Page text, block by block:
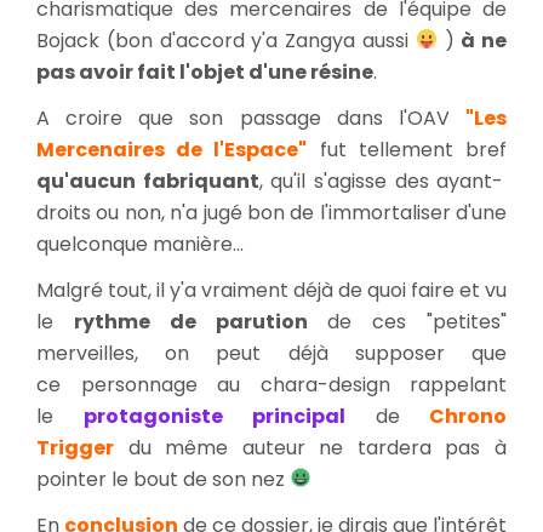
charismatique des mercenaires de l'équipe de
Bojack (bon d'accord y'a Zangya aussi
) à ne
pas avoir fait l'objet d'une résine.
A croire que son passage dans l'OAV "Les
Mercenaires de l'Espace" fut tellement bref
qu'aucun fabriquant, qu'il s'agisse des ayant-
droits ou non, n'a jugé bon de l'immortaliser d'une
quelconque manière...
Malgré tout, il y'a vraiment déjà de quoi faire et vu
le rythme de parution de ces "petites"
merveilles, on peut déjà supposer que
ce personnage au chara-design rappelant
le protagoniste principal de Chrono
Trigger du même auteur ne tardera pas à
pointer le bout de son nez
En conclusion de ce dossier, je dirais que l'intérêt